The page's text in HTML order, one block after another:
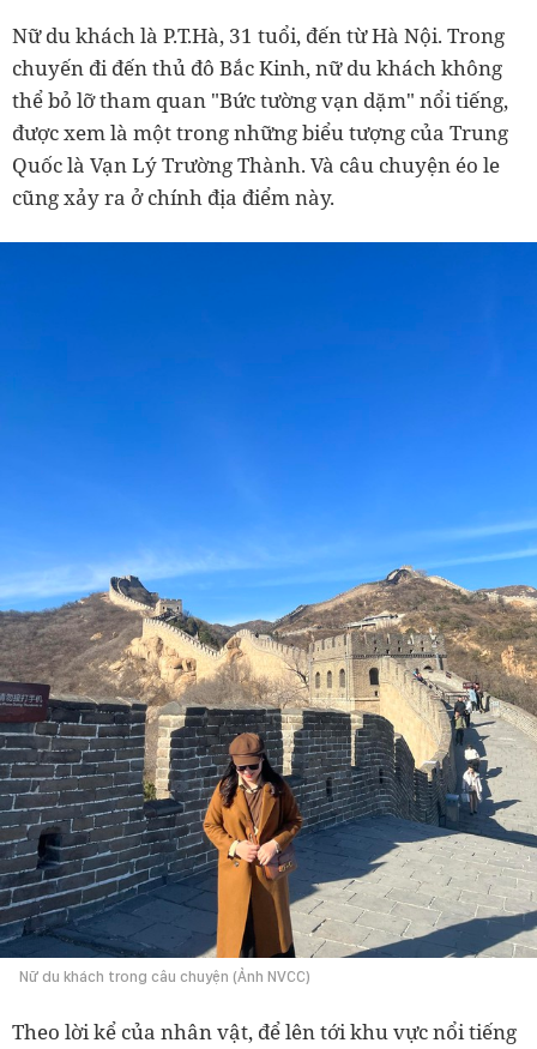
Nữ du khách là P.T.Hà, 31 tuổi, đến từ Hà Nội. Trong
chuyến đi đến thủ đô Bắc Kinh, nữ du khách không
thể bỏ lỡ tham quan "Bức tường vạn dặm" nổi tiếng,
được xem là một trong những biểu tượng của Trung
Quốc là Vạn Lý Trường Thành. Và câu chuyện éo le
cũng xảy ra ở chính địa điểm này.
Nữ du khách trong câu chuyện (Ảnh NVCC)
Theo lời kể của nhân vật, để lên tới khu vực nổi tiếng